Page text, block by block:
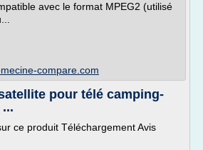
avec le format MPEG2 (utilisé
compare.com
pour télé camping-
ce produit Téléchargement Avis